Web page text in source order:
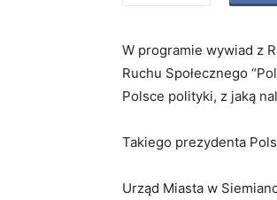
W programie wywiad z
Ruchu Społecznego
Polsce polityki, z jaką
Takiego prezydenta
Urząd Miasta w